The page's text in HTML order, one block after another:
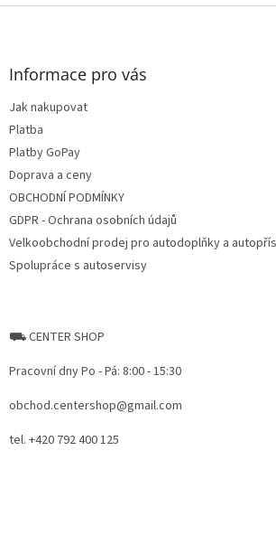
Z
Informace pro vás
Jak nakupovat
Platba
Platby GoPay
Doprava a ceny
OBCHODNÍ PODMÍNKY
GDPR - Ochrana osobních údajů
Velkoobchodní prodej pro autodoplňky a
Spolupráce s autoservisy
⛟ CENTER SHOP
Pracovní dny Po - Pá: 8:00 - 15:30
obchod.centershop@gmail.com
tel. +420 792 400 125